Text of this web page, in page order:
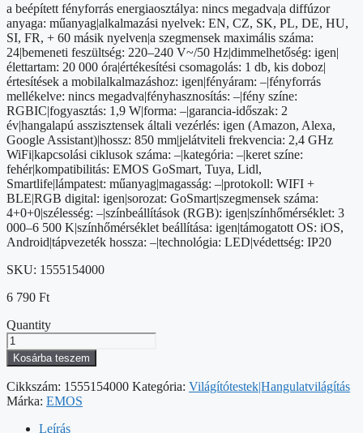
a beépített fényforrás energiaosztálya: nincs megadva|a diffúzor
anyaga: műanyag|alkalmazási nyelvek: EN, CZ, SK, PL, DE, HU,
SI, FR, + 60 másik nyelven|a szegmensek maximális száma:
24|bemeneti feszültség: 220–240 V~/50 Hz|dimmelhetőség: igen|
élettartam: 20 000 óra|értékesítési csomagolás: 1 db, kis doboz|
értesítések a mobilalkalmazáshoz: igen|fényáram: –|fényforrás
mellékelve: nincs megadva|fényhasznosítás: –|fény színe:
RGBIC|fogyasztás: 1,9 W|forma: –|garancia-időszak: 2
év|hangalapú asszisztensek általi vezérlés: igen (Amazon, Alexa,
Google Assistant)|hossz: 850 mm|jelátviteli frekvencia: 2,4 GHz
WiFi|kapcsolási ciklusok száma: –|kategória: –|keret színe:
fehér|kompatibilitás: EMOS GoSmart, Tuya, Lidl,
Smartlife|lámpatest: műanyag|magasság: –|protokoll: WIFI +
BLE|RGB digital: igen|sorozat: GoSmart|szegmensek száma:
4+0+0|szélesség: –|színbeállítások (RGB): igen|színhőmérséklet: 3
000–6 500 K|színhőmérséklet beállítása: igen|támogatott OS: iOS,
Android|tápvezeték hossza: –|technológia: LED|védettség: IP20
SKU: 1555154000
6 790 Ft
Quantity
GoSmart
LED
reflektor
-
85
Kosárba teszem
Cikkszám: 1555154000 Kategória: Világítótestek|Hangulatvilágítás
Márka: EMOS
Leírás